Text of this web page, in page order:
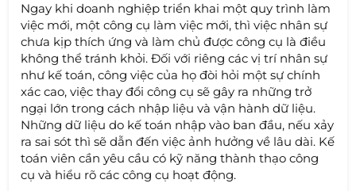
Ngay khi doanh nghiệp triển khai một quy trình làm
việc mới, một công cụ làm việc mới, thì việc nhân sự
chưa kịp thích ứng và làm chủ được công cụ là điều
không thể tránh khỏi. Đối với riêng các vị trí nhân sự
như kế toán, công việc của họ đòi hỏi một sự chính
xác cao, việc thay đổi công cụ sẽ gây ra những trở
ngại lớn trong cách nhập liệu và vận hành dữ liệu.
Những dữ liệu do kế toán nhập vào ban đầu, nếu xảy
ra sai sót thì sẽ dẫn đến việc ảnh hưởng về lâu dài. Kế
toán viên cần yêu cầu có kỹ năng thành thạo công
cụ và hiểu rõ các công cụ hoạt động.